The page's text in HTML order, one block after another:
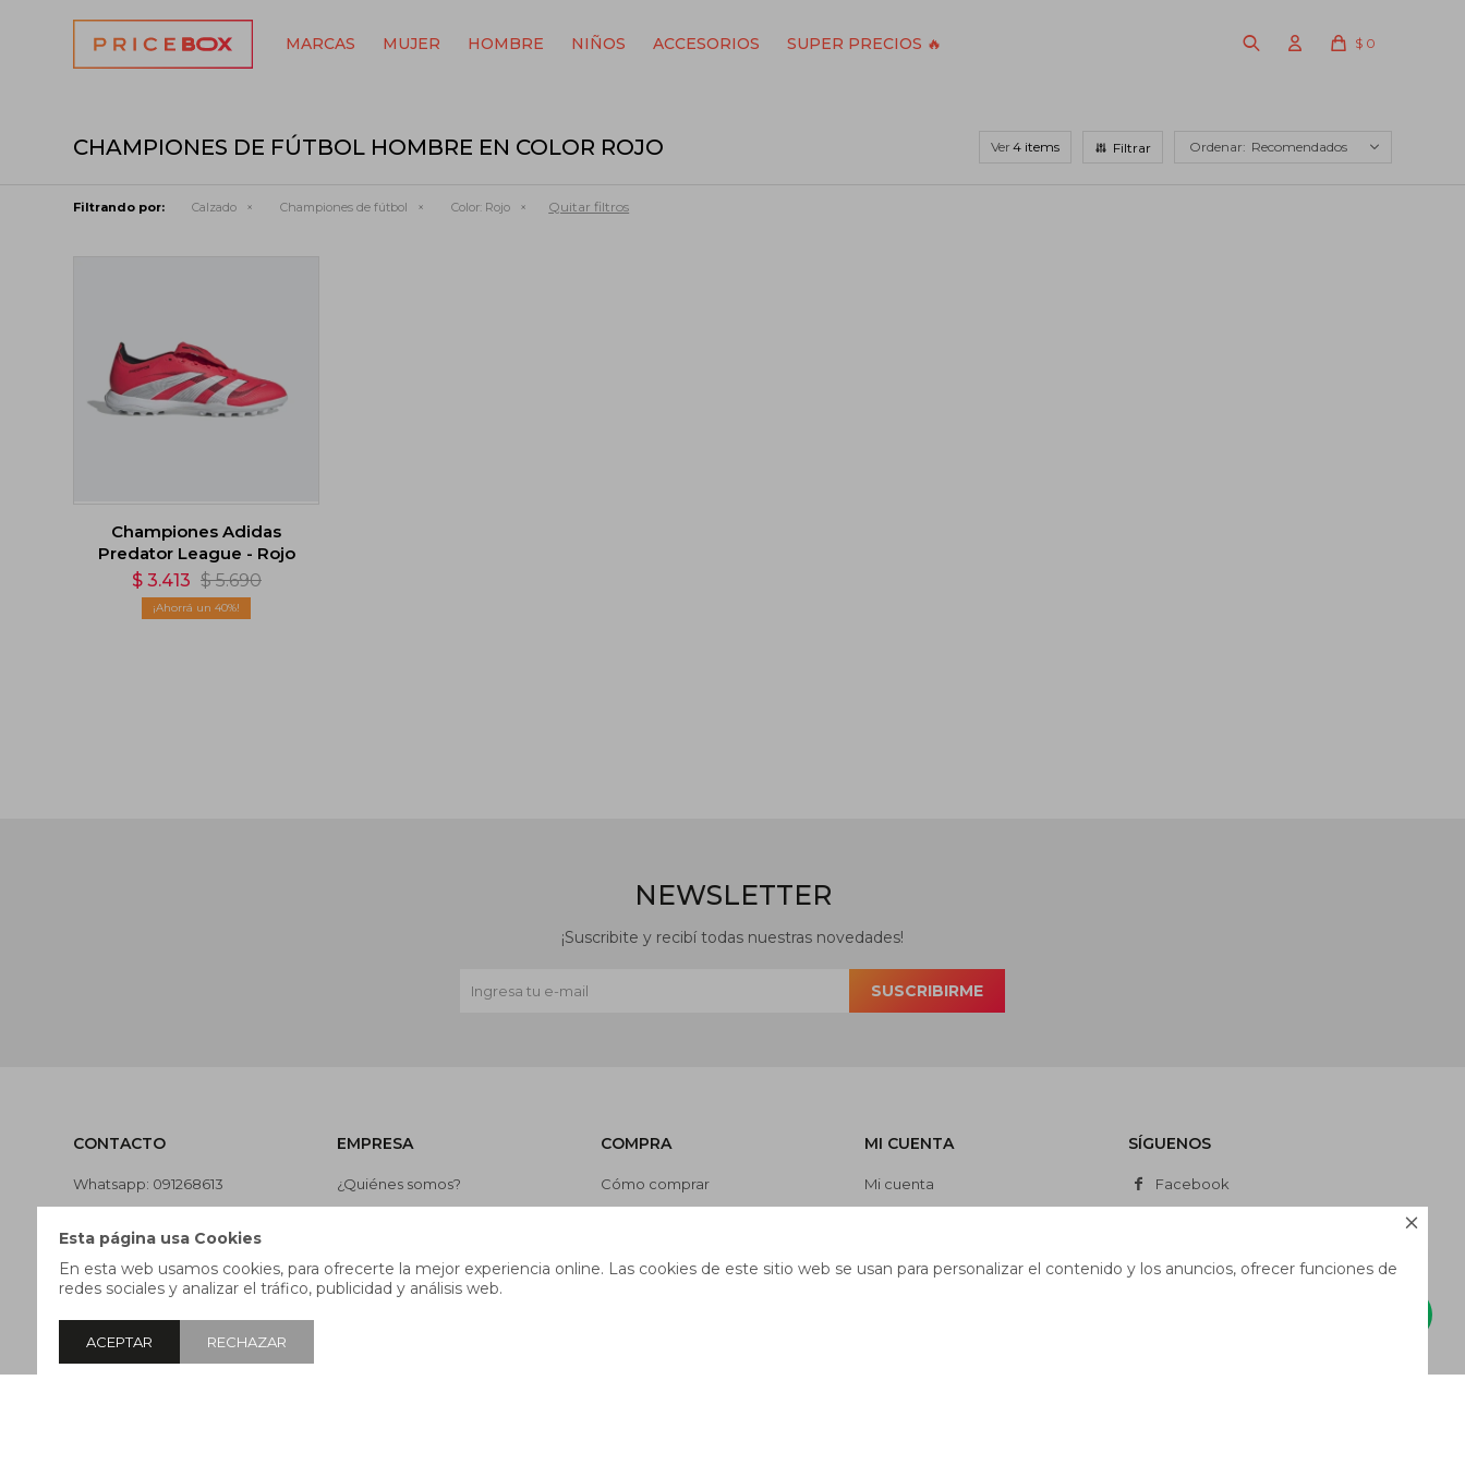

Esta página usa Cookies
En esta web usamos cookies, para ofrecerte la mejor experiencia online. Las cookies de este sitio web se usan para personalizar el contenido y los anuncios, ofrecer funciones de
redes sociales y analizar el tráfico, publicidad y análisis web.
ACEPTAR RECHAZAR
MARCAS MUJER HOMBRE NIÑOS ACCESORIOS SUPER PRECIOS 🔥 $ 0
CHAMPIONES DE FÚTBOL HOMBRE EN COLOR ROJO Ver Recomendados
Filtrando por: Calzado Championes de fútbol Color: Rojo Quitar filtros
Championes Adidas
Predator League - Rojo
$ 3.413 $ 5.690
40
CONTACTO
Whatsapp: 091268613
Lunes a jueves de 9:00 a 13:00 y
de 14:00 a 17:45, viernes de 9:30
a 13:00 y de 14:00 a 17:45.
EMPRESA
¿Quiénes somos?
Nuestras tiendas
COMPRA
Cómo comprar
MI CUENTA
Mi cuenta
Wish List
SÍGUENOS
Facebook
NEWSLETTER
¡Suscribite y recibí todas nuestras novedades!
SUSCRIBIRME